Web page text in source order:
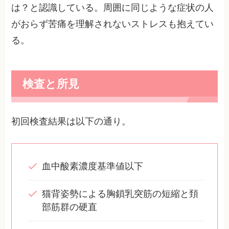
は？と認識している。周囲に同じような症状の人
がおらず苦痛を理解されないストレスも抱えてい
る。
検査と所見
初回検査結果は以下の通り。
血中酸素濃度基準値以下
猫背姿勢による胸鎖乳突筋の短縮と頚
部筋群の硬直